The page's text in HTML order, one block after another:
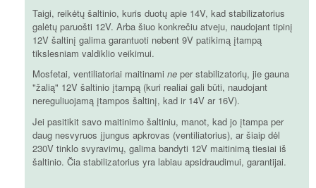
Taigi, reikėtų šaltinio, kuris duotų apie 14V, kad stabilizatorius
galėtų paruošti 12V. Arba šiuo konkrečiu atveju, naudojant tipinį
12V šaltinį galima garantuoti nebent 9V patikimą įtampą
tikslesniam valdiklio veikimui.
Mosfetai, ventiliatoriai maitinami ne per stabilizatorių, jie gauna
"žalią" 12V šaltinio įtampą (kuri realiai gali būti, naudojant
nereguliuojamą įtampos šaltinį, kad ir 14V ar 16V).
Jei pasitikit savo maitinimo šaltiniu, manot, kad jo įtampa per
daug nesvyruos įjungus apkrovas (ventiliatorius), ar šiaip dėl
230V tinklo svyravimų, galima bandyti 12V maitinimą tiesiai iš
šaltinio. Čia stabilizatorius yra labiau apsidraudimui, garantijai.